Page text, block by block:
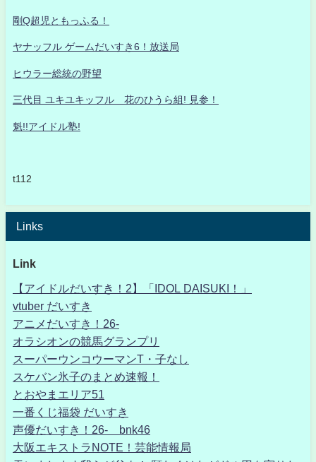
剛Q超児ともっふる！
ヤナッフル ゲームだいすき6！放送局
ヒウラー総統の野望
三代目 ユキユキッフル 花のひうら組! 見参！
魁!!アイドル塾!
t112
Links
Link
【アイドルだいすき！2】「IDOL DAISUKI！」
vtuber だいすき
アニメだいすき！26-
オラシオンの競馬グランプリ
スーパーウンコウーマンT・子なし
スケバン氷子のまとめ速報！
とおやまエリア51
一番くじ福袋 だいすき
声優だいすき！26- bnk46
大阪エキストラNOTE！芸能情報局